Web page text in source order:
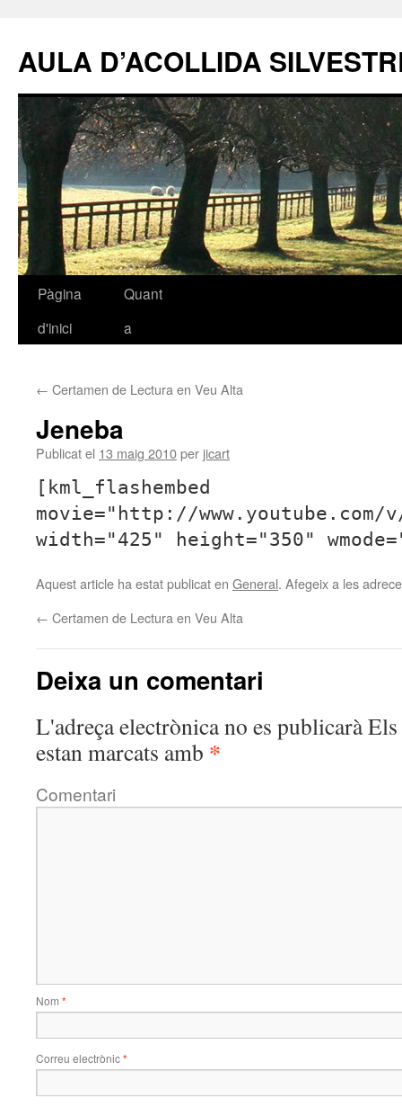
AULA D’ACOLLIDA
Vés
Pàgina
d'inici
Quant
a
← Certamen de Lectura en Veu Alta
Jeneba
Publicat el 13 maig 2010per jicart
[kml_flashembed
movie="http://www.youtube.com/v/
width="425" height="350"
Aquest article ha estat publicat en General. Afegeix a les
← Certamen de Lectura en Veu Alta
Deixa un comentari
L'adreça electrònica no es publicaràEls
estan marcats amb *
Comentari
Nom *
Correu electrònic*